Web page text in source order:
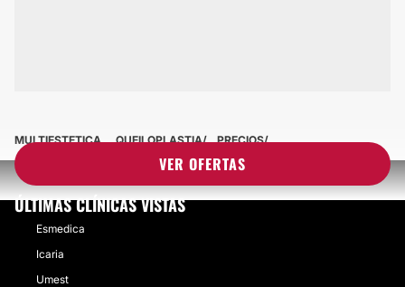
VER OFERTAS
MULTIESTETICA QUEILOPLASTIA PRECIOS
ÚLTIMAS CLÍNICAS VISTAS
Esmedica
Icaria
Umest